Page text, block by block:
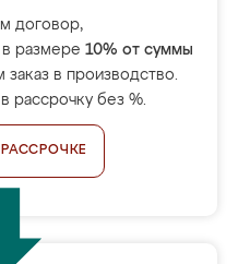
договор,
размере 10% от суммы
заказ в производство.
рассрочку без %.